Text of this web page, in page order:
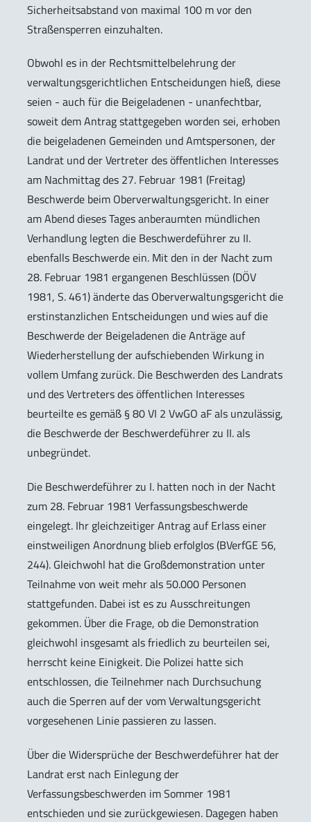
Sicherheitsabstand von maximal 100 m vor den
Straßensperren einzuhalten.
Obwohl es in der Rechtsmittelbelehrung der
verwaltungsgerichtlichen Entscheidungen hieß, diese
seien - auch für die Beigeladenen - unanfechtbar,
soweit dem Antrag stattgegeben worden sei, erhoben
die beigeladenen Gemeinden und Amtspersonen, der
Landrat und der Vertreter des öffentlichen Interesses
am Nachmittag des 27. Februar 1981 (Freitag)
Beschwerde beim Oberverwaltungsgericht. In einer
am Abend dieses Tages anberaumten mündlichen
Verhandlung legten die Beschwerdeführer zu II.
ebenfalls Beschwerde ein. Mit den in der Nacht zum
28. Februar 1981 ergangenen Beschlüssen (DÖV
1981, S. 461) änderte das Oberverwaltungsgericht die
erstinstanzlichen Entscheidungen und wies auf die
Beschwerde der Beigeladenen die Anträge auf
Wiederherstellung der aufschiebenden Wirkung in
vollem Umfang zurück. Die Beschwerden des Landrats
und des Vertreters des öffentlichen Interesses
beurteilte es gemäß § 80 VI 2 VwGO aF als unzulässig,
die Beschwerde der Beschwerdeführer zu II. als
unbegründet.
Die Beschwerdeführer zu I. hatten noch in der Nacht
zum 28. Februar 1981 Verfassungsbeschwerde
eingelegt. Ihr gleichzeitiger Antrag auf Erlass einer
einstweiligen Anordnung blieb erfolglos (BVerfGE 56,
244). Gleichwohl hat die Großdemonstration unter
Teilnahme von weit mehr als 50.000 Personen
stattgefunden. Dabei ist es zu Ausschreitungen
gekommen. Über die Frage, ob die Demonstration
gleichwohl insgesamt als friedlich zu beurteilen sei,
herrscht keine Einigkeit. Die Polizei hatte sich
entschlossen, die Teilnehmer nach Durchsuchung
auch die Sperren auf der vom Verwaltungsgericht
vorgesehenen Linie passieren zu lassen.
Über die Widersprüche der Beschwerdeführer hat der
Landrat erst nach Einlegung der
Verfassungsbeschwerden im Sommer 1981
entschieden und sie zurückgewiesen. Dagegen haben